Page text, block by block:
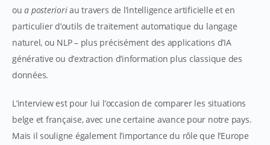
oua posterioriau travers de l’intelligence artificielle et en
particulier d’outils de traitement automatique du langage
naturel, ou NLP – plus précisément des applications d’IA
générative ou d’extraction d’information plus classique des
données.
L’interview est pour lui l’occasion de comparer les situations
belge et française, avec une certaine avance pour notre pays.
Mais il souligne également l’importance du rôle que l’Europe